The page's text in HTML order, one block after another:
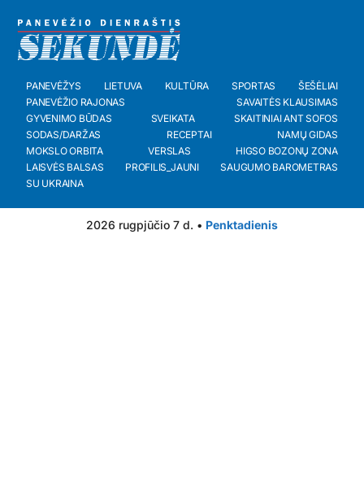
PANEVĖŽYS LIETUVA KULTŪRA SPORTAS
ŠEŠĖLIAI
PANEVĖŽIO RAJONAS
SAVAITĖS KLAUSIMAS
GYVENIMO BŪDAS
SVEIKATA
SKAITINIAI ANT SOFOS
SODAS/DARŽAS
RECEPTAI
NAMŲ GIDAS
MOKSLO ORBITA
VERSLAS
HIGSO BOZONŲ ZONA
LAISVĖS BALSAS
PROFILIS_JAUNI
SAUGUMO BAROMETRAS
SU UKRAINA
2026 rugpjūčio 7 d. • Penktadienis